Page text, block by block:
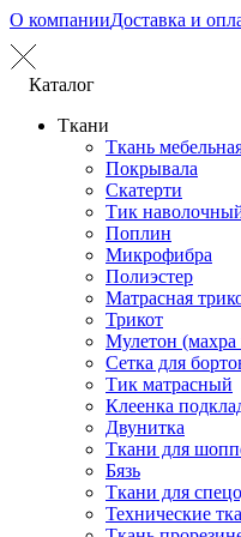
О компанииДоставка и
Каталог
Ткани
Ткань
Покрывала
Скатерти
Тик
Поплин
Микрофибра
Полиэстер
Матрасная
Трикот
Мулетон (махра
Сетка для
Тик матрасный
Клеенка
Двунитка
Ткани для
Бязь
Ткани для
Технические